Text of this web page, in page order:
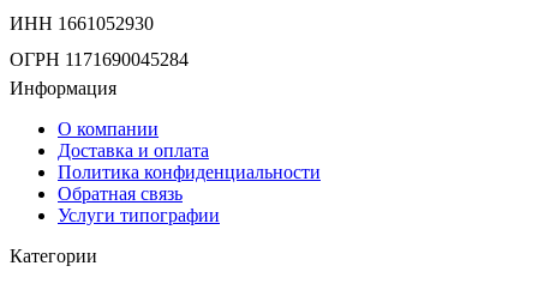
ИНН 1661052930
ОГРН 1171690045284
Информация
О компании
Доставка и оплата
Политика конфиденциальности
Обратная связь
Услуги типографии
Категории